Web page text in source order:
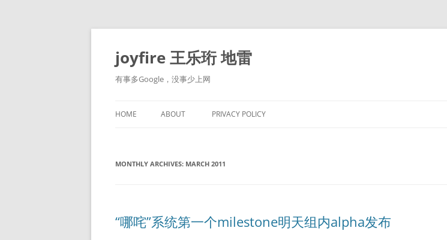
Skip
content
joyfire 王乐珩 地雷
有事多Google，没事少上网
HOME ABOUT PRIVACY POLICY
MONTHLY ARCHIVES: MARCH 2011
“哪咤”系统第一个milestone明天组内alpha发布